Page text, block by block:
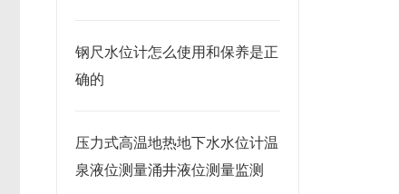
钢尺水位计怎么使用和保养是正
确的
压力式高温地热地下水水位计温
泉液位测量涌井液位测量监测